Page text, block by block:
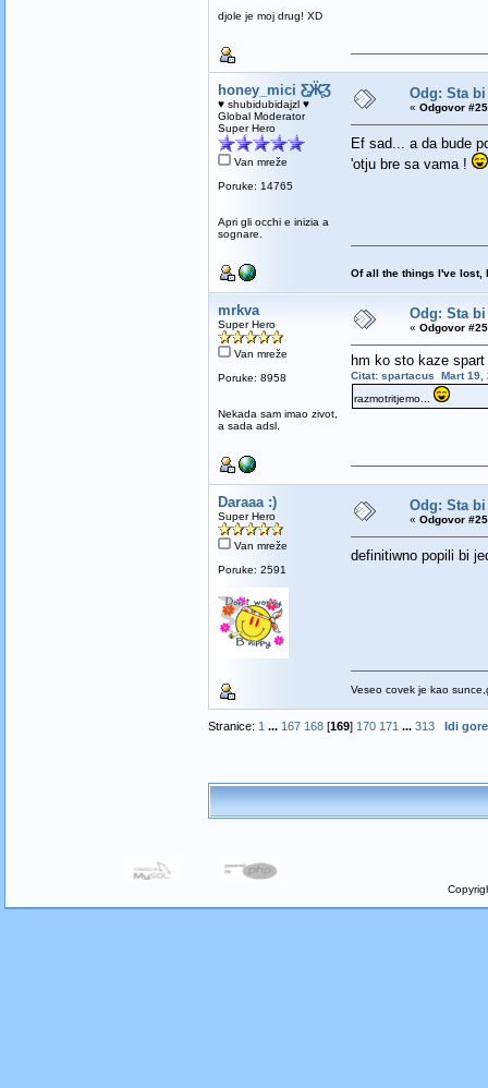
djole je moj drug! XD
honey_mici Ƹ̵̡Ӝ̵̨̄Ʒ
♥ shubidubidajzl ♥
Global Moderator
Super Hero
Van mreže
Poruke: 14765
Apri gli occhi e inizia a
sognare.
Odg: Sta
« Odgovor
Ef sad... a da bude
'otju bre sa vama !
Of all the things I've lost,
mrkva
Super Hero
Van mreže
Poruke: 8958
Nekada sam imao zivot,
a sada adsl.
Odg: Sta
« Odgovor
hm ko sto kaze spart
Citat: spartacus Mart 19,
razmotritjemo...
Daraaa :)
Super Hero
Van mreže
Poruke: 2591
Odg: Sta
« Odgovor
definitiwno popili bi
Veseo covek je kao
Stranice: 1 ... 167 168[169] 170 171 ... 313 Idi gore